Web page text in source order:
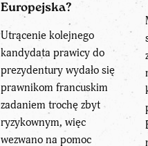
Europejska?
Utrącenie kolejnego
kandydata prawicy do
prezydentury wydało się
prawnikom francuskim
zadaniem trochę zbyt
ryzykownym, więc
wezwano na pomoc